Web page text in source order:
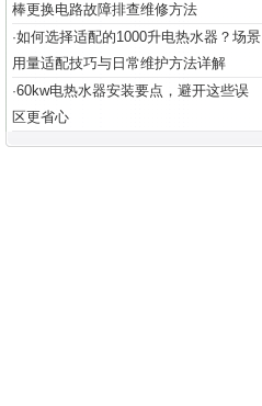
棒更换电路故障排查维修方法
·如何选择适配的1000升电热水器？场景
用量适配技巧与日常维护方法详解
·60kw电热水器安装要点，避开这些误
区更省心